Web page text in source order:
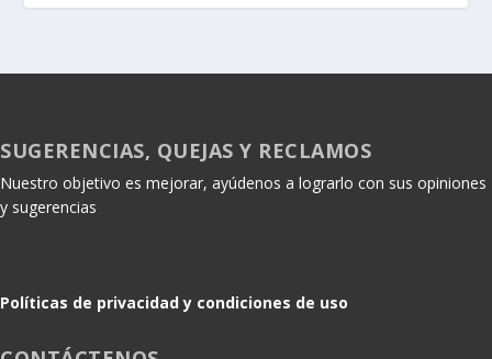
SUGERENCIAS, QUEJAS Y RECLAMOS
Nuestro objetivo es mejorar, ayúdenos a lograrlo con sus opiniones
y sugerencias
Políticas de privacidad y condiciones de uso